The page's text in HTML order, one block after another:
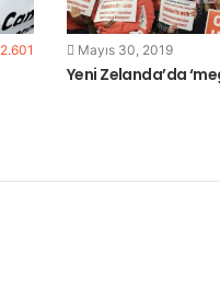
2.601 Mayıs 30, 2019
Yeni Zelanda’da